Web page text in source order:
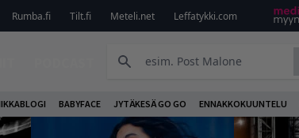
Rumba.fi Tilt.fi Meteli.net Leffatykki.com
BABYFACE JYTÄKESÄ GO GO ENNAKKOKUUNTELU